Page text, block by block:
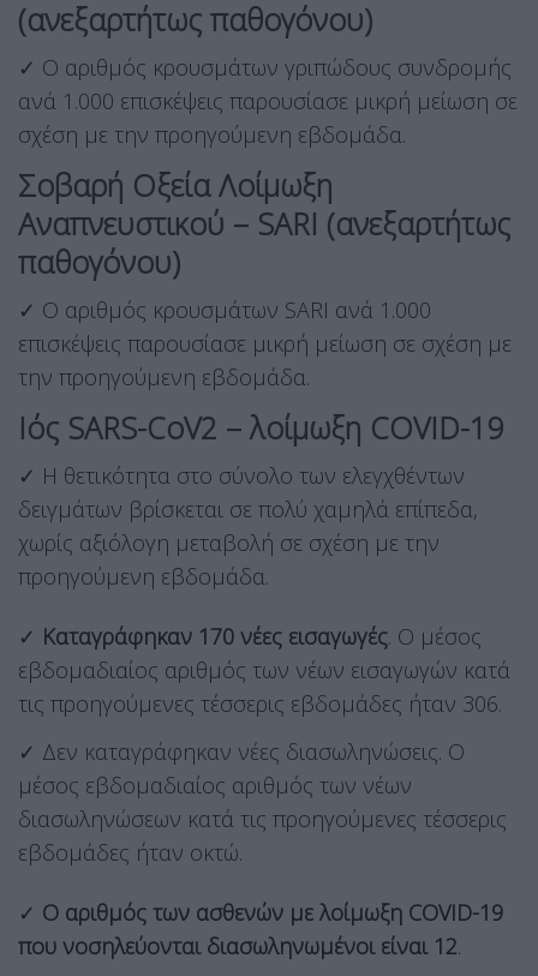
(ανεξαρτήτως παθογόνου)
✓ Ο αριθμός κρουσμάτων γριπώδους συνδρομής
ανά 1.000 επισκέψεις παρουσίασε μικρή μείωση σε
σχέση με την προηγούμενη εβδομάδα.
Σοβαρή Οξεία Λοίμωξη
Αναπνευστικού – SARI (ανεξαρτήτως
παθογόνου)
✓ Ο αριθμός κρουσμάτων SARI ανά 1.000
επισκέψεις παρουσίασε μικρή μείωση σε σχέση με
την προηγούμενη εβδομάδα.
Ιός SARS-CoV2 – λοίμωξη COVID-19
✓ Η θετικότητα στο σύνολο των ελεγχθέντων
δειγμάτων βρίσκεται σε πολύ χαμηλά επίπεδα,
χωρίς αξιόλογη μεταβολή σε σχέση με την
προηγούμενη εβδομάδα.
✓ Καταγράφηκαν 170 νέες εισαγωγές. Ο μέσος
εβδομαδιαίος αριθμός των νέων εισαγωγών κατά
τις προηγούμενες τέσσερις εβδομάδες ήταν 306.
✓ Δεν καταγράφηκαν νέες διασωληνώσεις. Ο
μέσος εβδομαδιαίος αριθμός των νέων
διασωληνώσεων κατά τις προηγούμενες τέσσερις
εβδομάδες ήταν οκτώ.
✓ Ο αριθμός των ασθενών με λοίμωξη COVID-19
που νοσηλεύονται διασωληνωμένοι είναι 12.